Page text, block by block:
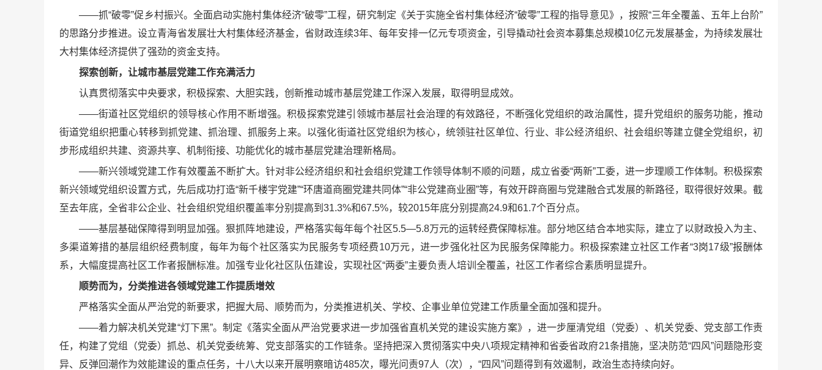
——抓“破零”促乡村振兴。全面启动实施村集体经济“破零”工程，研究制定《关于实施全省村集体经济“破零”工程的指导意见》，按照“三年全覆盖、五年上台阶”
的思路分步推进。设立青海省发展壮大村集体经济基金，省财政连续3年、每年安排一亿元专项资金，引导撬动社会资本募集总规模10亿元发展基金，为持续发展壮
大村集体经济提供了强劲的资金支持。
探索创新，让城市基层党建工作充满活力
认真贯彻落实中央要求，积极探索、大胆实践，创新推动城市基层党建工作深入发展，取得明显成效。
——街道社区党组织的领导核心作用不断增强。积极探索党建引领城市基层社会治理的有效路径，不断强化党组织的政治属性，提升党组织的服务功能，推动
街道党组织把重心转移到抓党建、抓治理、抓服务上来。以强化街道社区党组织为核心，统领驻社区单位、行业、非公经济组织、社会组织等建立健全党组织，初
步形成组织共建、资源共享、机制衔接、功能优化的城市基层党建治理新格局。
——新兴领域党建工作有效覆盖不断扩大。针对非公经济组织和社会组织党建工作领导体制不顺的问题，成立省委“两新”工委，进一步理顺工作体制。积极探索
新兴领域党组织设置方式，先后成功打造“新千楼宇党建”“环唐道商圈党建共同体”“非公党建商业圈”等，有效开辟商圈与党建融合式发展的新路径，取得很好效果。截
至去年底，全省非公企业、社会组织党组织覆盖率分别提高到31.3%和67.5%，较2015年底分别提高24.9和61.7个百分点。
——基层基础保障得到明显加强。狠抓阵地建设，严格落实每年每个社区5.5—5.8万元的运转经费保障标准。部分地区结合本地实际，建立了以财政投入为主、
多渠道筹措的基层组织经费制度，每年为每个社区落实为民服务专项经费10万元，进一步强化社区为民服务保障能力。积极探索建立社区工作者“3岗17级”报酬体
系，大幅度提高社区工作者报酬标准。加强专业化社区队伍建设，实现社区“两委”主要负责人培训全覆盖，社区工作者综合素质明显提升。
顺势而为，分类推进各领域党建工作提质增效
严格落实全面从严治党的新要求，把握大局、顺势而为，分类推进机关、学校、企事业单位党建工作质量全面加强和提升。
——着力解决机关党建“灯下黑”。制定《落实全面从严治党要求进一步加强省直机关党的建设实施方案》，进一步厘清党组（党委）、机关党委、党支部工作责
任，构建了党组（党委）抓总、机关党委统筹、党支部落实的工作链条。坚持把深入贯彻落实中央八项规定精神和省委省政府21条措施，坚决防范“四风”问题隐形变
异、反弹回潮作为效能建设的重点任务，十八大以来开展明察暗访485次，曝光问责97人（次），“四风”问题得到有效遏制，政治生态持续向好。